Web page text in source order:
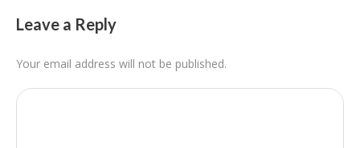
Leave a Reply
Your email address will not be published.